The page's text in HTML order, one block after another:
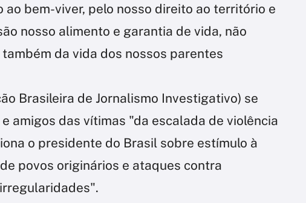
ao bem-viver, pelo nosso direito ao território e
nosso alimento e garantia de vida, não
da vida dos nossos parentes
Brasileira de Jornalismo Investigativo) se
amigos das vítimas "da escalada de violência
o presidente do Brasil sobre estímulo à
povos originários e ataques contra